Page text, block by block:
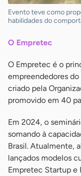
Evento teve como
habilidades do
O Empretec
O Empretec é o
empreendedores
criado pela
promovido em 40
Em 2024, o
somando à
Brasil. Atualmente,
lançados modelos
Empretec Startup e